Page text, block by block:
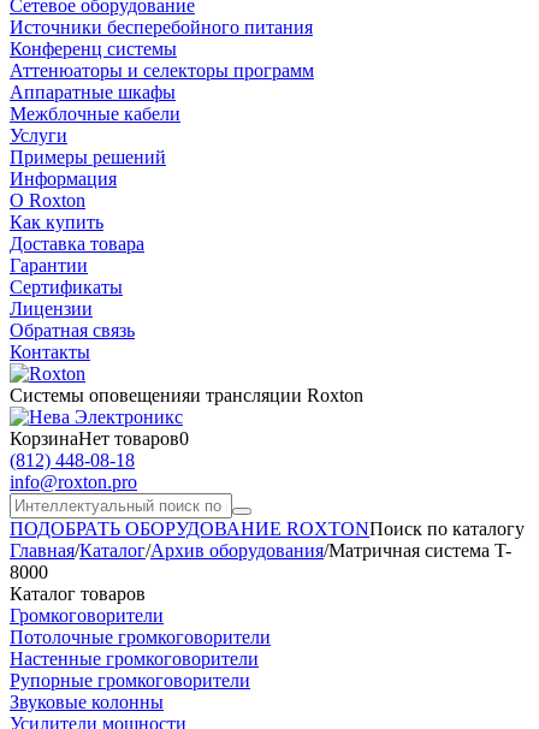
Сетевое оборудование
Источники бесперебойного питания
Конференц системы
Аттенюаторы и селекторы программ
Аппаратные шкафы
Межблочные кабели
Услуги
Примеры решений
Информация
О Roxton
Как купить
Доставка товара
Гарантии
Сертификаты
Лицензии
Обратная связь
Контакты
Системы оповещенияи трансляции Roxton
КорзинаНет товаров0
(812) 448-08-18
info@roxton.pro
ПОДОБРАТЬ ОБОРУДОВАНИЕ ROXTONПоиск по каталогу
Главная/Каталог/Архив оборудования/Матричная система T-
8000
Каталог товаров
Громкоговорители
Потолочные громкоговорители
Настенные громкоговорители
Рупорные громкоговорители
Звуковые колонны
Усилители мощности